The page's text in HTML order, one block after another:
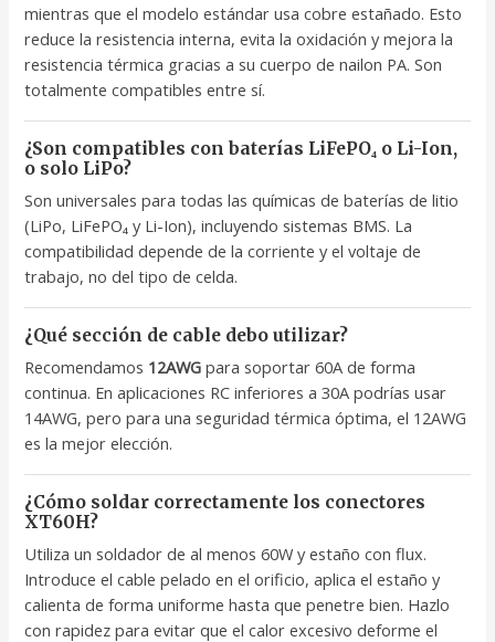
mientras que el modelo estándar usa cobre estañado. Esto
reduce la resistencia interna, evita la oxidación y mejora la
resistencia térmica gracias a su cuerpo de nailon PA. Son
totalmente compatibles entre sí.
¿Son compatibles con baterías LiFePO₄ o Li-Ion,
o solo LiPo?
Son universales para todas las químicas de baterías de litio
(LiPo, LiFePO₄ y Li-Ion), incluyendo sistemas BMS. La
compatibilidad depende de la corriente y el voltaje de
trabajo, no del tipo de celda.
¿Qué sección de cable debo utilizar?
Recomendamos 12AWG para soportar 60A de forma
continua. En aplicaciones RC inferiores a 30A podrías usar
14AWG, pero para una seguridad térmica óptima, el 12AWG
es la mejor elección.
¿Cómo soldar correctamente los conectores
XT60H?
Utiliza un soldador de al menos 60W y estaño con flux.
Introduce el cable pelado en el orificio, aplica el estaño y
calienta de forma uniforme hasta que penetre bien. Hazlo
con rapidez para evitar que el calor excesivo deforme el